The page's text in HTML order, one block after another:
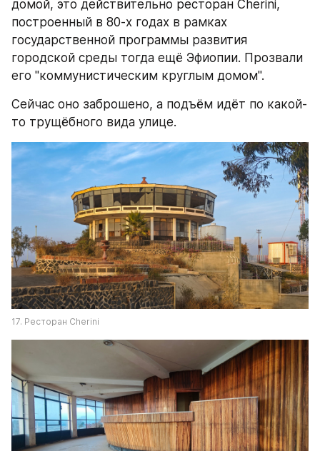
домой, это действительно ресторан Cherini,
построенный в 80-х годах в рамках
государственной программы развития
городской среды тогда ещё Эфиопии. Прозвали
его "коммунистическим круглым домом".
Сейчас оно заброшено, а подъём идёт по какой-
то трущёбного вида улице.
17. Ресторан Cherini